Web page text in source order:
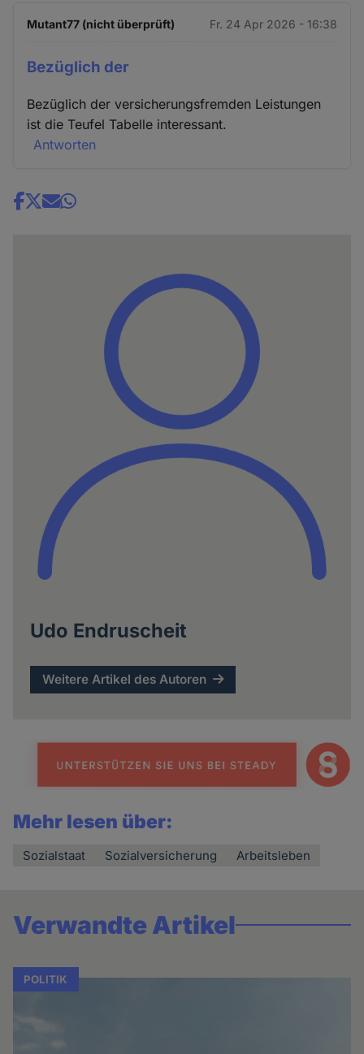
Mutant77 (nicht überprüft) Fr. 24 Apr 2026 - 16:38
Bezüglich der
Bezüglich der versicherungsfremden Leistungen
ist die Teufel Tabelle interessant.
Antworten
Share
Udo Endruscheit
Weitere Artikel des Autoren
Mehr lesen über:
Sozialstaat Sozialversicherung Arbeitsleben
Verwandte Artikel
POLITIK